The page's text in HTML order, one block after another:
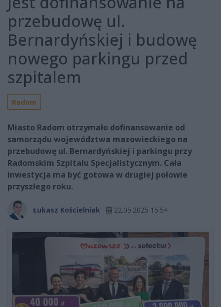
przebudowę ul.
Bernardyńskiej i budowę
nowego parkingu przed
szpitalem
Radom
Miasto Radom otrzymało dofinansowanie od
samorządu województwa mazowieckiego na
przebudowę ul. Bernardyńskiej i parkingu przy
Radomskim Szpitalu Specjalistycznym. Cała
inwestycja ma być gotowa w drugiej połowie
przyszłego roku.
Łukasz Kościelniak 22.05.2025 15:54